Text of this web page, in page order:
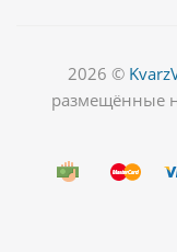
2026 ©
размещённые